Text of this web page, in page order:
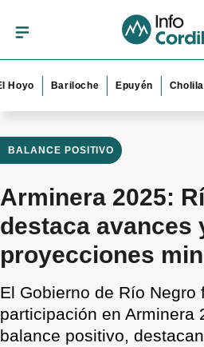
Bariloche Epuyén Cholila El
BALANCE POSITIVO
Arminera 2025:
destaca avances
proyecciones
El Gobierno de Río Negro
participación en Arminera
balance positivo,